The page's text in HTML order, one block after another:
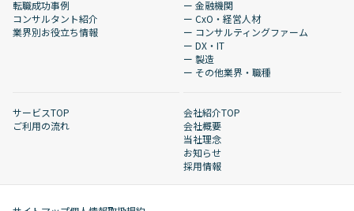
転職成功事例
コンサルタント紹介
業界別お役立ち情報
ー 金融機関
ー CxO・経営人材
ー コンサルティングファーム
ー DX・IT
ー 製造
ー その他業界・職種
サービスTOP
ご利用の流れ
会社紹介TOP
会社概要
当社理念
お知らせ
採用情報